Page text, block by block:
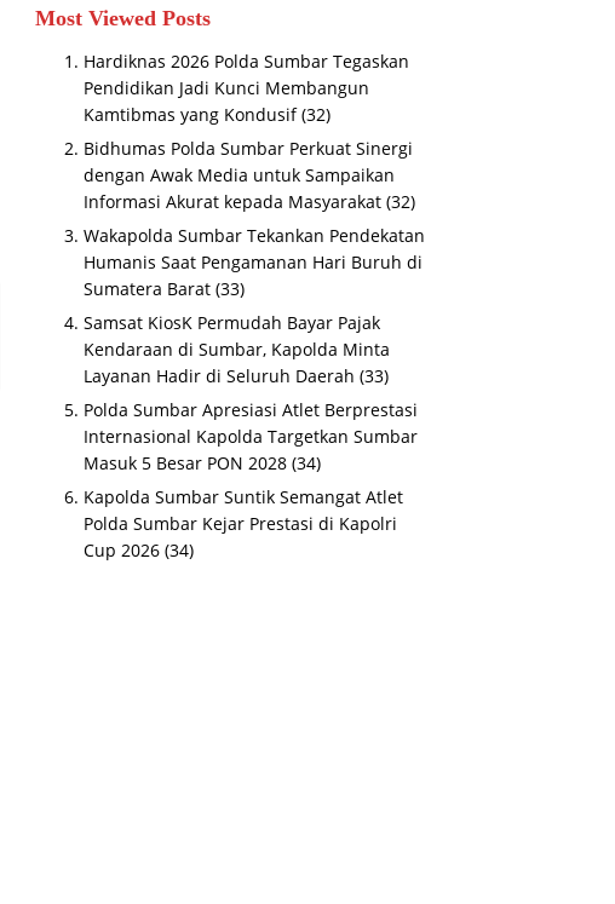
Most Viewed Posts
Hardiknas 2026 Polda Sumbar Tegaskan
Pendidikan Jadi Kunci Membangun
Kamtibmas yang Kondusif (32)
Bidhumas Polda Sumbar Perkuat Sinergi
dengan Awak Media untuk Sampaikan
Informasi Akurat kepada Masyarakat (32)
Wakapolda Sumbar Tekankan Pendekatan
Humanis Saat Pengamanan Hari Buruh di
Sumatera Barat (33)
Samsat KiosK Permudah Bayar Pajak
Kendaraan di Sumbar, Kapolda Minta
Layanan Hadir di Seluruh Daerah (33)
Polda Sumbar Apresiasi Atlet Berprestasi
Internasional Kapolda Targetkan Sumbar
Masuk 5 Besar PON 2028 (34)
Kapolda Sumbar Suntik Semangat Atlet
Polda Sumbar Kejar Prestasi di Kapolri
Cup 2026 (34)